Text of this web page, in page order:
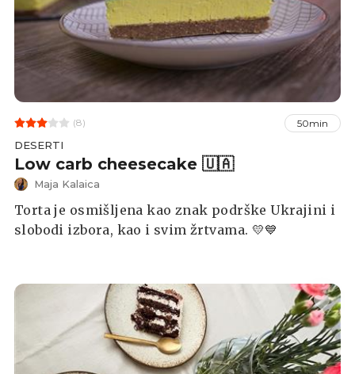
(8) 50min
DESERTI
Low carb cheesecake 🇺🇦
Maja Kalaica
Torta je osmišljena kao znak podrške Ukrajini i
slobodi izbora, kao i svim žrtvama. 💛💙